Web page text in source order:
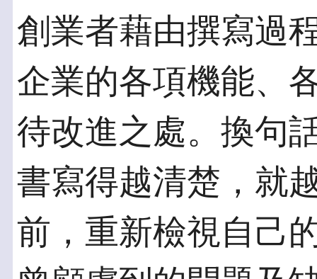
創業者藉由撰寫過
企業的各項機能、
待改進之處。換句
書寫得越清楚，就
前，重新檢視自己